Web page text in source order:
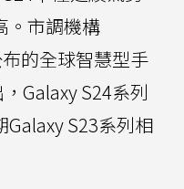
。市調機構
的全球智慧型手
Galaxy S24系列
S23系列相